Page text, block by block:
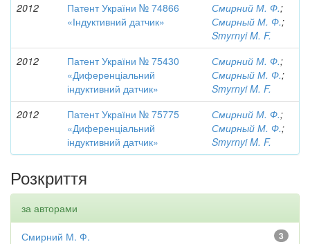
2012
Патент України № 74866
«Індуктивний датчик»
Смирний М. Ф.;
Смирный М. Ф.;
Smyrnyi M. F.
2012
Патент України № 75430
«Диференціальний
індуктивний датчик»
Смирний М. Ф.;
Смирный М. Ф.;
Smyrnyi M. F.
2012
Патент України № 75775
«Диференціальний
індуктивний датчик»
Смирний М. Ф.;
Смирный М. Ф.;
Smyrnyi M. F.
Розкриття
за авторами
3
Смирний М. Ф.